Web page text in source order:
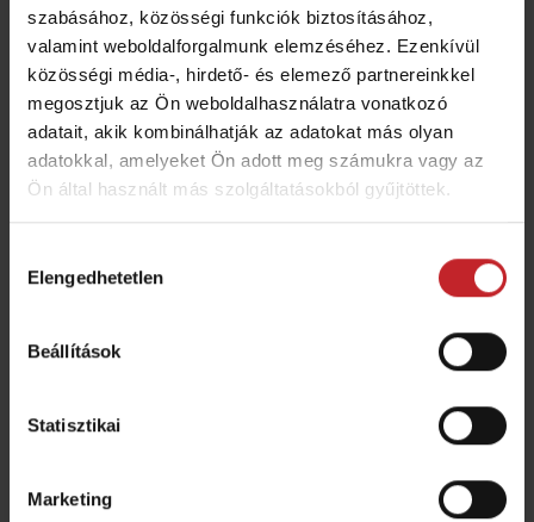
szabásához, közösségi funkciók biztosításához,
valamint weboldalforgalmunk elemzéséhez. Ezenkívül
közösségi média-, hirdető- és elemező partnereinkkel
megosztjuk az Ön weboldalhasználatra vonatkozó
adatait, akik kombinálhatják az adatokat más olyan
adatokkal, amelyeket Ön adott meg számukra vagy az
Ön által használt más szolgáltatásokból gyűjtöttek.
kiválasztása
Elengedhetetlen
Beállítások
Statisztikai
Marketing
NZ Aggressive
Sokoldalú magágykészítő
Az NZ Aggressive 500-1000 magágykészítő
kombinátor család tagjai 5-10 méter
munkaszélesség tartományban rendelhetők. Az
első sorban lévő CrossBoard hidraulikus simítót
követik. Az eszközsorok adta intenzív
csökkentésére, valamint a talaj nedvesség